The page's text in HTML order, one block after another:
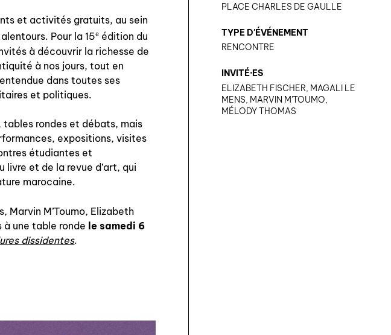
tête
↓
↓
et activités gratuits, au sein
Pour la 15e édition du
à découvrir la richesse de
à nos jours, tout en
dans toutes ses
et politiques.
rondes et débats, mais
expositions, visites
étudiantes et
livre et de la revue d’art, qui
marocaine.
Marvin M’Toumo, Elizabeth
à une table ronde le samedi 6
dissidentes.
PLACE CHARLES DE GAULLE
TYPE D'ÉVÉNEMENT
RENCONTRE
INVITÉ·ES
ELIZABETH FISCHER, MAGALI LE
MENS, MARVIN M'TOUMO,
MÉLODY THOMAS